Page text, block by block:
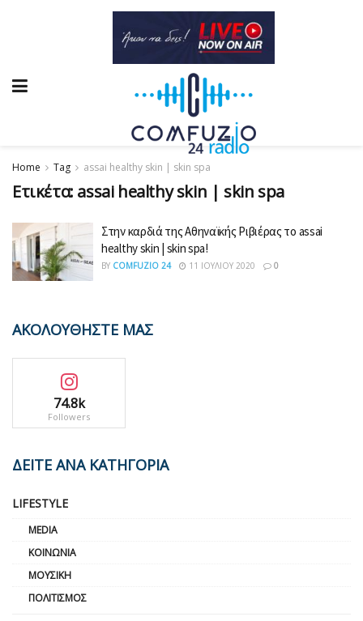
Home Tag assai healthy skin | skin spa
Ετικέτα: assai healthy skin | skin spa
Στην καρδιά της Αθηναϊκής Ριβιέρας το assai
healthy skin | skin spa!
BY COMFUZIO 24 11 ΙΟΥΛΊΟΥ 2020 0
ΑΚΟΛΟΥΘΗΣΤΕ ΜΑΣ
74.8k
Followers
ΔΕΙΤΕ ΑΝΑ ΚΑΤΗΓΟΡΙΑ
LIFESTYLE
MEDIA
ΚΟΙΝΩΝΊΑ
ΜΟΥΣΙΚΉ
ΠΟΛΙΤΙΣΜΌΣ